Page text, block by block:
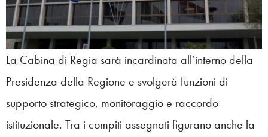
La Cabina di Regia sarà incardinata all’interno della
Presidenza della Regione e svolgerà funzioni di
supporto strategico, monitoraggio e raccordo
istituzionale. Tra i compiti assegnati figurano anche la